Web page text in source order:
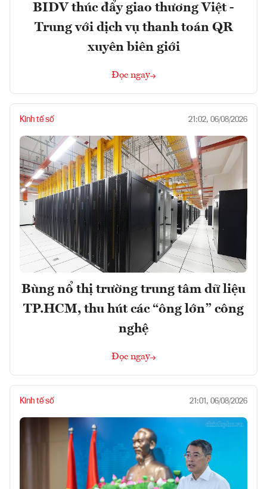
BIDV thúc đẩy giao thương Việt -
Trung với dịch vụ thanh toán QR
xuyên biên giới
Đọc ngay
Kinh tế số 21:02, 06/08/2026
Bùng nổ thị trường trung tâm dữ liệu
TP.HCM, thu hút các “ông lớn” công
nghệ
Đọc ngay
Kinh tế số 21:01, 06/08/2026